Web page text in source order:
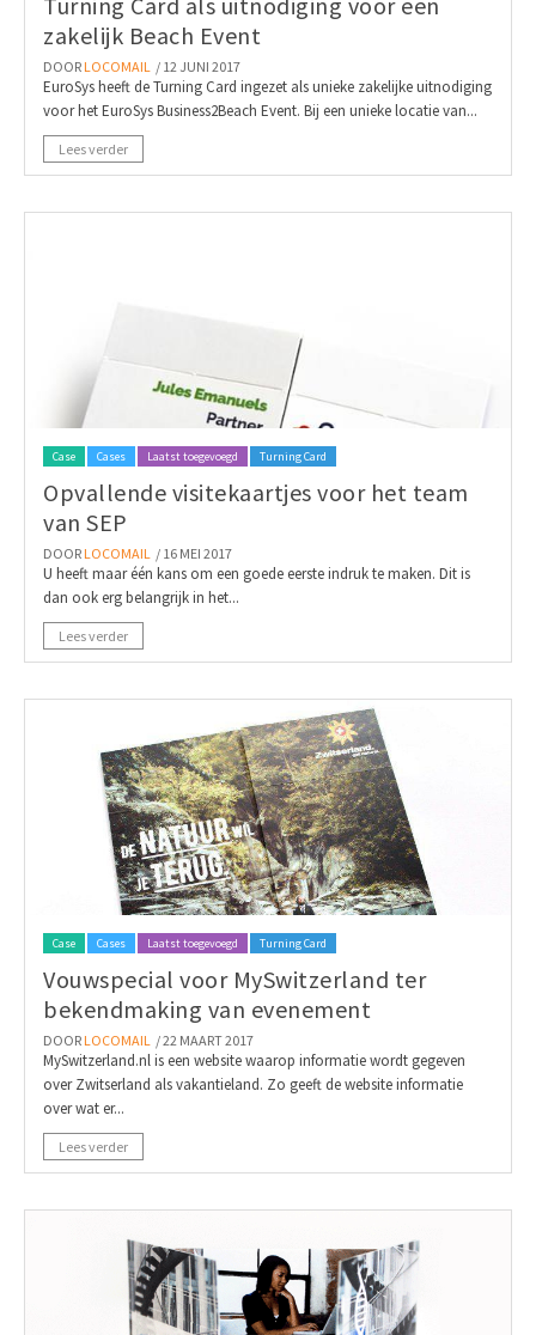
zakelijk Beach Event
DOOR LOCOMAIL / 12 JUNI 2017
EuroSys heeft de Turning Card ingezet als unieke zakelijke uitnodiging
voor het EuroSys Business2Beach Event. Bij een unieke locatie van...
Lees verder
Case Cases Laatst toegevoegd Turning Card
Opvallende visitekaartjes voor het team
van SEP
DOOR LOCOMAIL / 16 MEI 2017
U heeft maar één kans om een goede eerste indruk te maken. Dit is
dan ook erg belangrijk in het...
Lees verder
Case Cases Laatst toegevoegd Turning Card
Vouwspecial voor MySwitzerland ter
bekendmaking van evenement
DOOR LOCOMAIL / 22 MAART 2017
MySwitzerland.nl is een website waarop informatie wordt gegeven
over Zwitserland als vakantieland. Zo geeft de website informatie
over wat er...
Lees verder